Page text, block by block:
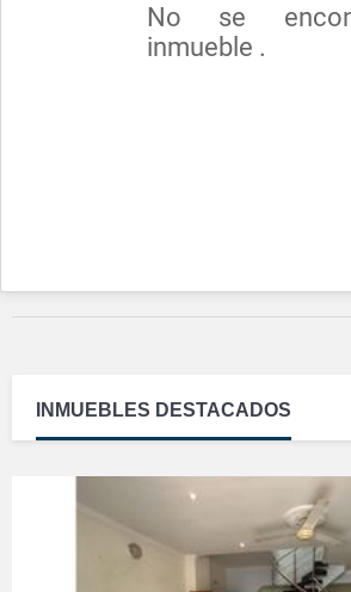
No se
inmueble .
INMUEBLES DESTACADOS